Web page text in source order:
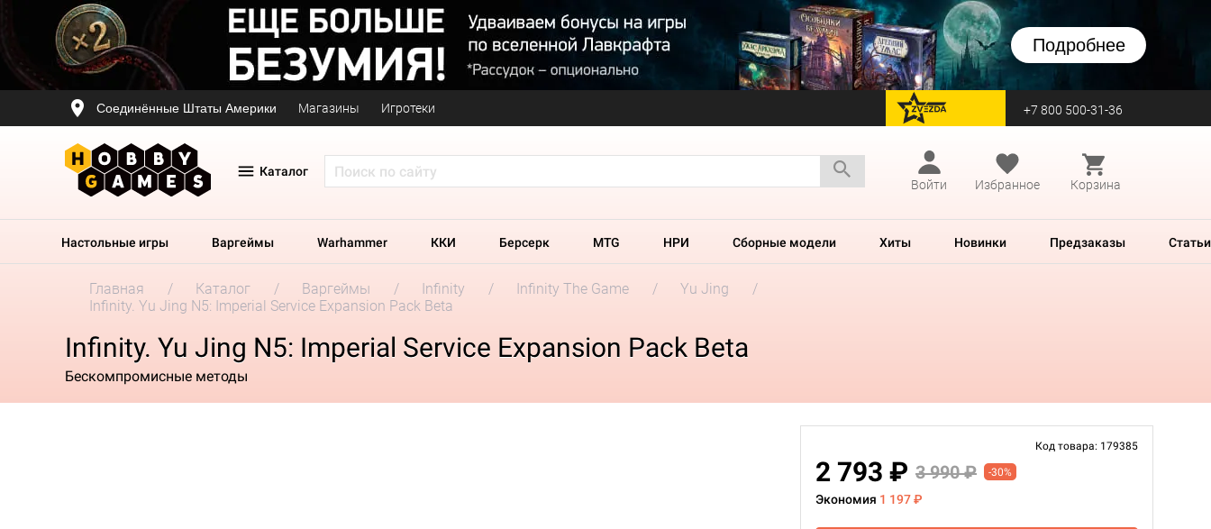
Подробнее
Соединённые Штаты Америки Магазины Игротеки перейти на Zvezda +7 800 500-31-36
Каталог
Войти
Избранное Корзина
Настольные игры Варгеймы Warhammer ККИ Берсерк MTG НРИ Сборные модели Хиты Новинки Предзаказы Статьи
Главная Каталог Варгеймы Infinity Infinity The Game
Yu Jing
Infinity. Yu Jing N5: Imperial Service Expansion Pack Beta
Infinity. Yu Jing N5: Imperial Service Expansion Pack Beta
Бескомпромисные методы
Код товара: 179385
2 793 ₽ 3 990 ₽ -30%
Экономия 1 197 ₽